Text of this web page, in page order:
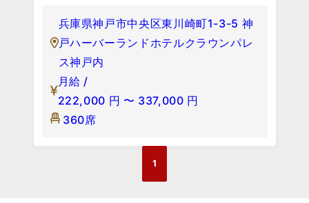
兵庫県神戸市中央区東川崎町1-3-5 神
戸ハーバーランドホテルクラウンパレ
ス神戸内
月給 /
222,000 円 〜 337,000 円
360席
1